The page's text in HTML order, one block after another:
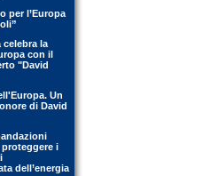
per l’Europa
celebra la
con il
"David
Un
di David
i
dell’energia